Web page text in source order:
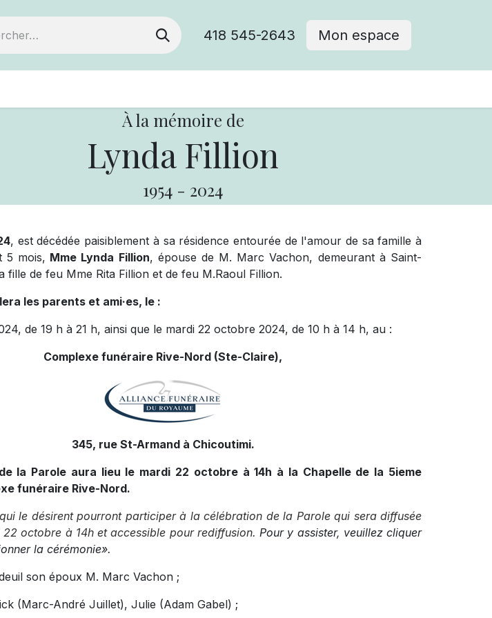
418 545-2643 Mon espace
À la mémoire de
Lynda Fillion
1954 - 2024
, est décédée paisiblement à sa résidence entourée de l'amour de sa famille à
5 mois, Mme Lynda Fillion, épouse de M. Marc Vachon, demeurant à Saint-
fille de feu Mme Rita Fillion et de feu M.Raoul Fillion.
les parents et ami·es, le :
de 19 h à 21 h, ainsi que le mardi 22 octobre 2024, de 10 h à 14 h, au :
Complexe funéraire Rive-Nord (Ste-Claire),
345, rue St-Armand à Chicoutimi.
la Parole aura lieu le mardi 22 octobre à 14h à la Chapelle de la 5ieme
funéraire Rive-Nord.
le désirent pourront participer à la célébration de la Parole qui sera diffusée
octobre à 14h et accessible pour rediffusion. Pour y assister, veuillez cliquer
la cérémonie».
son époux M. Marc Vachon ;
(Marc-André Juillet), Julie (Adam Gabel) ;